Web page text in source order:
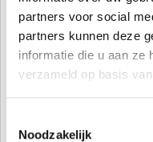
partners voor social
partners kunnen deze
informatie die u aan ze
verzameld op basis
Noodzakelijk
Telefoonnummer
Waar gaat je vraag over?